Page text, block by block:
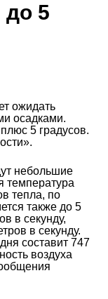
до 5
ожидать
осадками.
5 градусов.
небольшие
температура
тепла, по
также до 5
в секунду,
в секунду.
составит 747
воздуха